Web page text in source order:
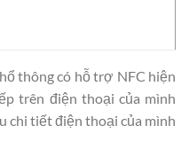
thông có hỗ trợ NFC hiện
trên điện thoại của mình
chi tiết điện thoại của mình